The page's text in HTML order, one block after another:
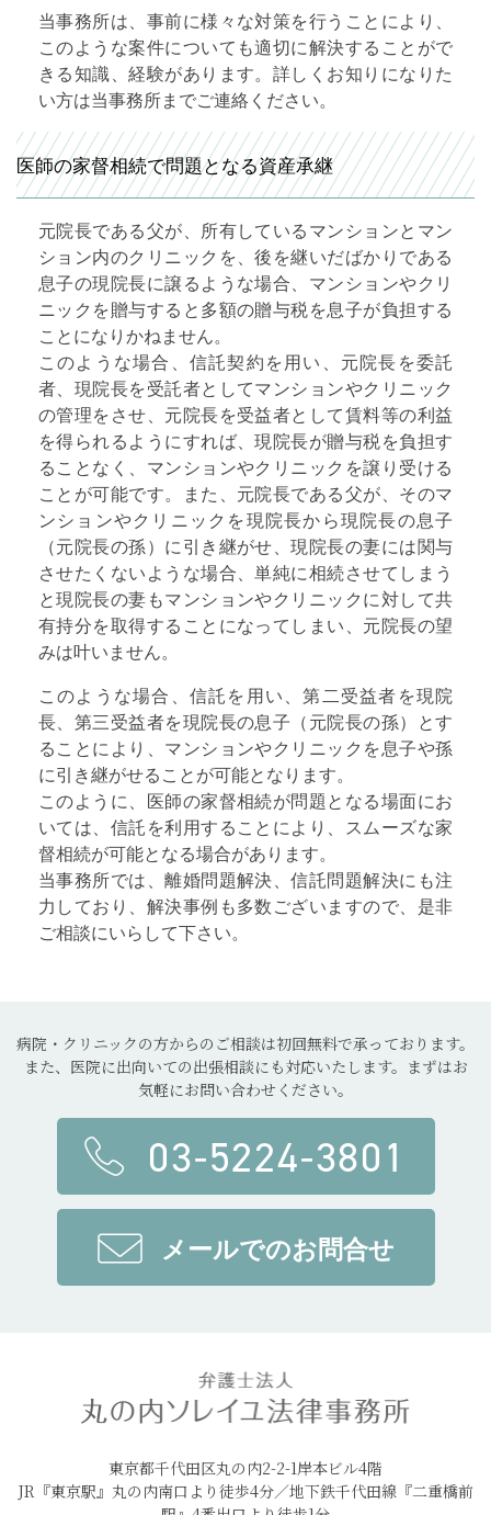
当事務所は、事前に様々な対策を行うことにより、
このような案件についても適切に解決することがで
きる知識、経験があります。詳しくお知りになりた
い方は当事務所までご連絡ください。
医師の家督相続で問題となる資産承継
元院長である父が、所有しているマンションとマン
ション内のクリニックを、後を継いだばかりである
息子の現院長に譲るような場合、マンションやクリ
ニックを贈与すると多額の贈与税を息子が負担する
ことになりかねません。
このような場合、信託契約を用い、元院長を委託
者、現院長を受託者としてマンションやクリニック
の管理をさせ、元院長を受益者として賃料等の利益
を得られるようにすれば、現院長が贈与税を負担す
ることなく、マンションやクリニックを譲り受ける
ことが可能です。また、元院長である父が、そのマ
ンションやクリニックを現院長から現院長の息子
（元院長の孫）に引き継がせ、現院長の妻には関与
させたくないような場合、単純に相続させてしまう
と現院長の妻もマンションやクリニックに対して共
有持分を取得することになってしまい、元院長の望
みは叶いません。
このような場合、信託を用い、第二受益者を現院
長、第三受益者を現院長の息子（元院長の孫）とす
ることにより、マンションやクリニックを息子や孫
に引き継がせることが可能となります。
このように、医師の家督相続が問題となる場面にお
いては、信託を利用することにより、スムーズな家
督相続が可能となる場合があります。
当事務所では、離婚問題解決、信託問題解決にも注
力しており、解決事例も多数ございますので、是非
ご相談にいらして下さい。
病院・クリニックの方からのご相談は初回無料で承っております。
また、医院に出向いての出張相談にも対応いたします。まずはお
気軽にお問い合わせください。
03-5224-3801
メールでのお問合せ
東京都千代田区丸の内2-2-1岸本ビル4階
JR『東京駅』丸の内南口より徒歩4分／地下鉄千代田線『二重橋前